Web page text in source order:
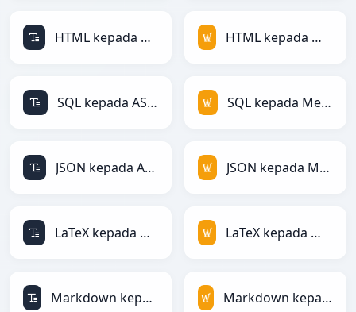
HTML kepada ASCII HTML kepada MediaWiki
SQL kepada ASCII SQL kepada MediaWiki
JSON kepada ASCII JSON kepada MediaWiki
LaTeX kepada ASCII LaTeX kepada MediaWiki
Markdown kepada ASCII Markdown kepada MediaWiki